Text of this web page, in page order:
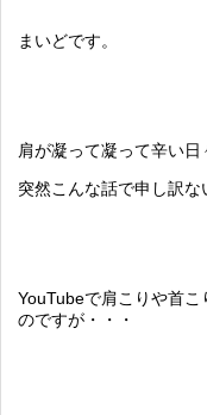
まいどです。
肩が凝って凝って辛い日
突然こんな話で申し訳な
YouTubeで肩こりや首
のですが・・・